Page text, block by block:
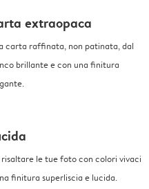
extraopaca
carta raffinata, non patinata, dal
brillante e con una finitura
risaltare le tue foto con colori vivaci
finitura superliscia e lucida.